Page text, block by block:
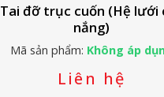
Tai đỡ trục cuốn (Hệ lưới
nắng)
Mã sản phẩm: Không áp
Liên hệ